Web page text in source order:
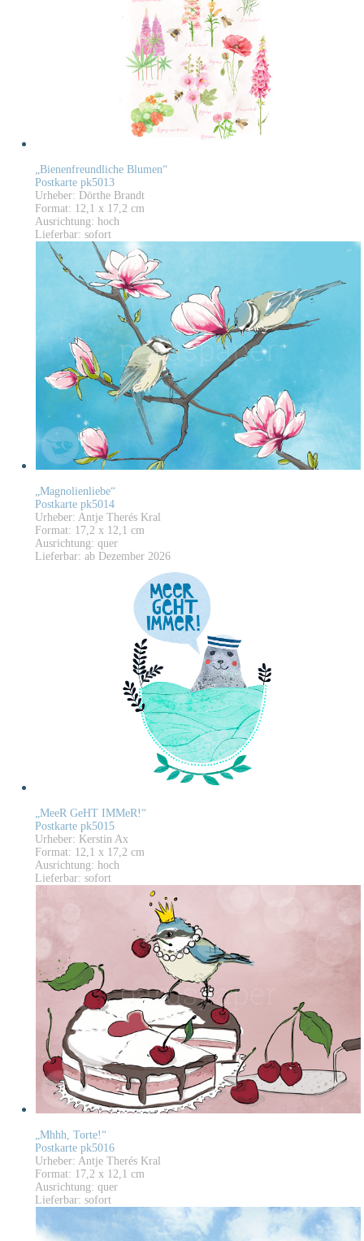
„Bienenfreundliche Blumen“
Postkarte pk5013
Urheber: Dörthe Brandt
Format: 12,1 x 17,2 cm
Ausrichtung: hoch
Lieferbar: sofort
„Magnolienliebe“
Postkarte pk5014
Urheber: Antje Therés Kral
Format: 17,2 x 12,1 cm
Ausrichtung: quer
Lieferbar: ab Dezember 2026
„MeeR GeHT IMMeR!“
Postkarte pk5015
Urheber: Kerstin Ax
Format: 12,1 x 17,2 cm
Ausrichtung: hoch
Lieferbar: sofort
„Mhhh, Torte!“
Postkarte pk5016
Urheber: Antje Therés Kral
Format: 17,2 x 12,1 cm
Ausrichtung: quer
Lieferbar: sofort